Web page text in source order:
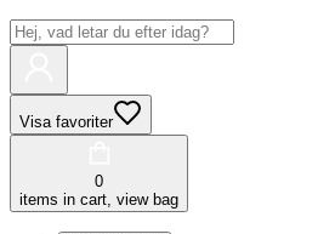
Visa favoriter
0
items in cart, view bag